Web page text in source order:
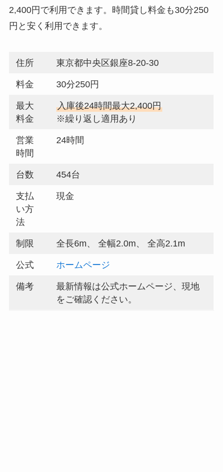
2,400円で利用できます。時間貸し料金も30分250
円と安く利用できます。
住所 東京都中央区銀座8-20-30
料金 30分250円
最大
料金
入庫後24時間最大2,400円
※繰り返し適用あり
営業
時間
24時間
台数 454台
支払
い方
法
現金
制限 全長6m、 全幅2.0m、 全高2.1m
公式 ホームページ
備考
最新情報は公式ホームページ、現地
をご確認ください。